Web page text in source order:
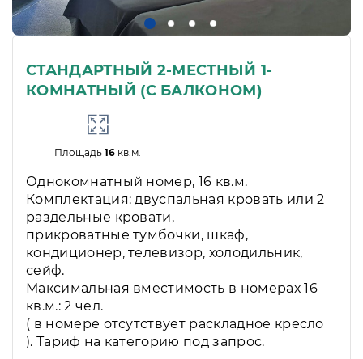
СТАНДАРТНЫЙ 2-МЕСТНЫЙ 1-
КОМНАТНЫЙ (С БАЛКОНОМ)
Площадь16 кв.м.
Однокомнатный номер, 16 кв.м.
Комплектация: двуспальная кровать или 2
раздельные кровати,
прикроватные тумбочки, шкаф,
кондиционер, телевизор, холодильник,
сейф.
Максимальная вместимость в номерах 16
кв.м.: 2 чел.
( в номере отсутствует раскладное кресло
). Тариф на категорию под запрос.